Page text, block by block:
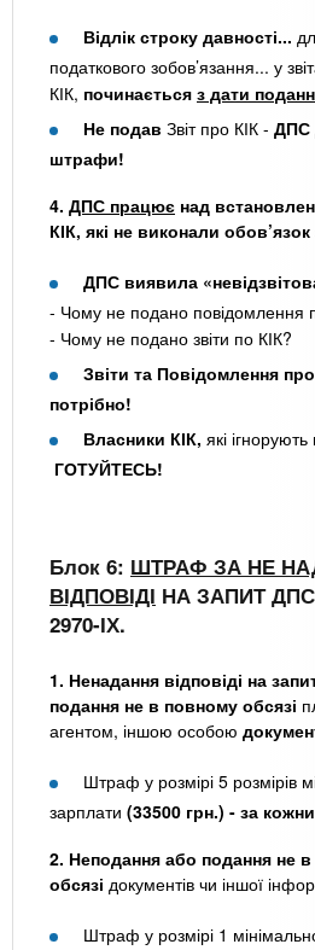
Відлік строку давності...
податкового зобов’язання... у
КІК, починається з дати
Не подав Звіт про КІК - ДПС
штрафи!
4. ДПС працює над
КІК, які не виконали
ДПС виявила
- Чому не подано повідомлення
- Чому не подано звіти по КІК?
Звіти та Повідомлення
потрібно!
Власники КІК, які
ГОТУЙТЕСЬ!
Блок 6: ШТРАФ ЗА НЕ
ВІДПОВІДІ НА ЗАПИТ ДПС
2970-ІХ.
1. Ненадання відповіді на
подання не в повному обсязі
агентом, іншою особою
Штраф у розмірі 5 розмірів
зарплати (33500 грн.) - за
2. Неподання або подання не
обсязі документів чи іншої
Штраф у розмірі 1